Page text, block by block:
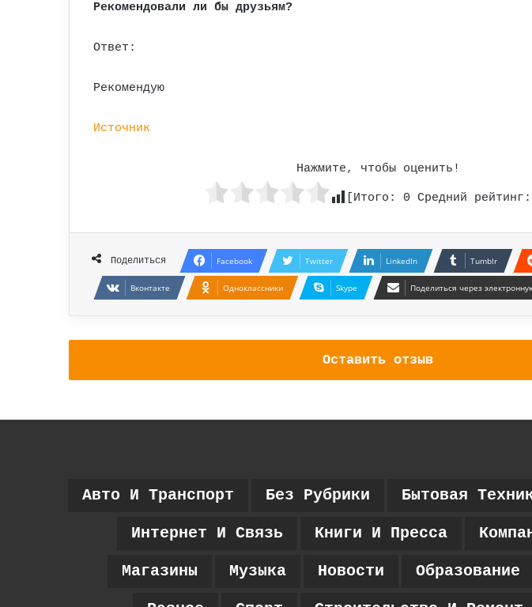
Рекомендовали ли бы друзьям?
Ответ:
Рекомендую
Источник
Нажмите, чтобы оценить!
[Итого: 0 Средний рейтинг:
Поделиться Facebook Twitter LinkedIn Tumblr
Вконтакте Одноклассники Skype Поделиться через
Оставить отзыв
Авто И Транспорт Без Рубрики Бытовая
Интернет И Связь Книги И Пресса
Магазины Музыка Новости Образование